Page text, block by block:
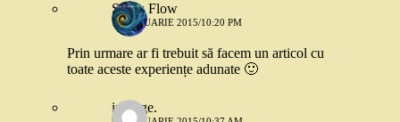
Snow Flow
7 FEBRUARIE 2015/10:20 PM
Prin urmare ar fi trebuit să facem un articol cu
toate aceste experiențe adunate 🙂
irina ge.